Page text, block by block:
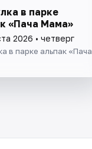
в парке
«Пача Мама»
2026 • четверг
в парке альпак «Пача